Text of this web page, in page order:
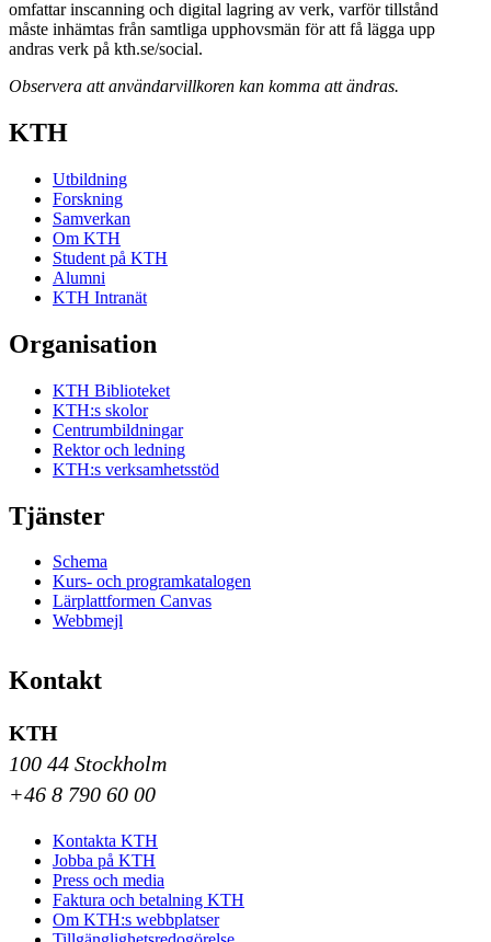
omfattar inscanning och digital lagring av verk, varför tillstånd
måste inhämtas från samtliga upphovsmän för att få lägga upp
andras verk på kth.se/social.
Observera att användarvillkoren kan komma att ändras.
KTH
Utbildning
Forskning
Samverkan
Om KTH
Student på KTH
Alumni
KTH Intranät
Organisation
KTH Biblioteket
KTH:s skolor
Centrumbildningar
Rektor och ledning
KTH:s verksamhetsstöd
Tjänster
Schema
Kurs- och programkatalogen
Lärplattformen Canvas
Webbmejl
Kontakt
KTH
100 44 Stockholm
+46 8 790 60 00
Kontakta KTH
Jobba på KTH
Press och media
Faktura och betalning KTH
Om KTH:s webbplatser